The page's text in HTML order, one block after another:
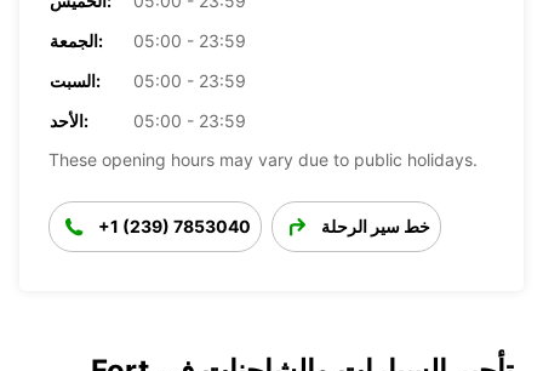
الجمعة:
05:00 - 23:59
السبت:
05:00 - 23:59
الأحد:
05:00 - 23:59
These opening hours may vary due to public holidays.
+1 (239) 7853040 خط سير الرحلة